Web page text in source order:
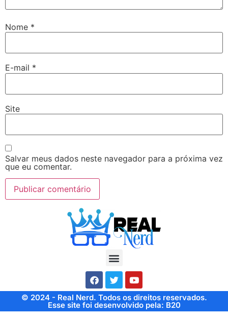
Nome *
E-mail *
Site
Salvar meus dados neste navegador para a próxima vez
que eu comentar.
© 2024 - Real Nerd. Todos os direitos reservados.
Esse site foi desenvolvido pela: B20